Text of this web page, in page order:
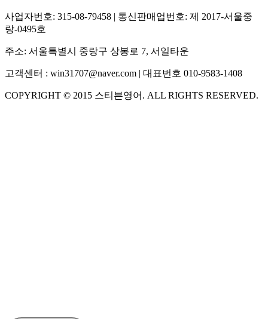
사업자번호: 315-08-79458 | 통신판매업번호: 제 2017-서울중
랑-0495호
주소: 서울특별시 중랑구 상봉로 7, 서일타운
고객센터 : win31707@naver.com | 대표번호 010-9583-1408
COPYRIGHT © 2015 스티븐영어 . ALL RIGHTS RESERVED.